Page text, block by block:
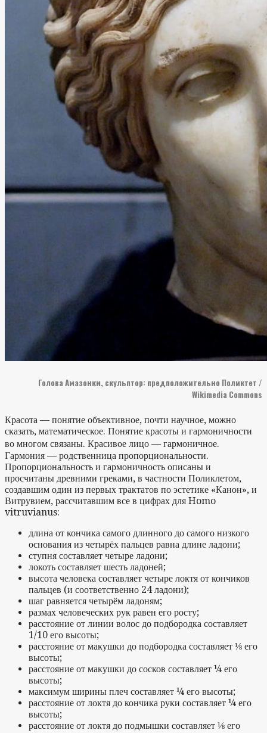
Голова Амазонки, скульптор: предположительно Поликтет /
Wikimedia Commons
Красота — понятие объективное, почти научное, можно
сказать, математическое. Понятие красоты и гармоничности
во многом связаны. Красивое лицо — гармоничное.
Гармония — родственница пропорциональности.
Пропорциональность и гармоничность описаны и
просчитаны древними греками, в частности Поликлетом,
создавшим один из первых трактатов по эстетике «Канон», и
Витрувием, рассчитавшим все в цифрах для Homo
vitruvianus:
длина от кончика самого длинного до самого низкого
основания из четырёх пальцев равна длине ладони;
ступня составляет четыре ладони;
локоть составляет шесть ладоней;
высота человека составляет четыре локтя от кончиков
пальцев (и соответственно 24 ладони);
шаг равняется четырём ладоням;
размах человеческих рук равен его росту;
расстояние от линии волос до подбородка составляет
1/10 его высоты;
расстояние от макушки до подбородка составляет ⅛ его
высоты;
расстояние от макушки до сосков составляет ¼ его
высоты;
максимум ширины плеч составляет ¼ его высоты;
расстояние от локтя до кончика руки составляет ¼ его
высоты;
расстояние от локтя до подмышки составляет ⅛ его